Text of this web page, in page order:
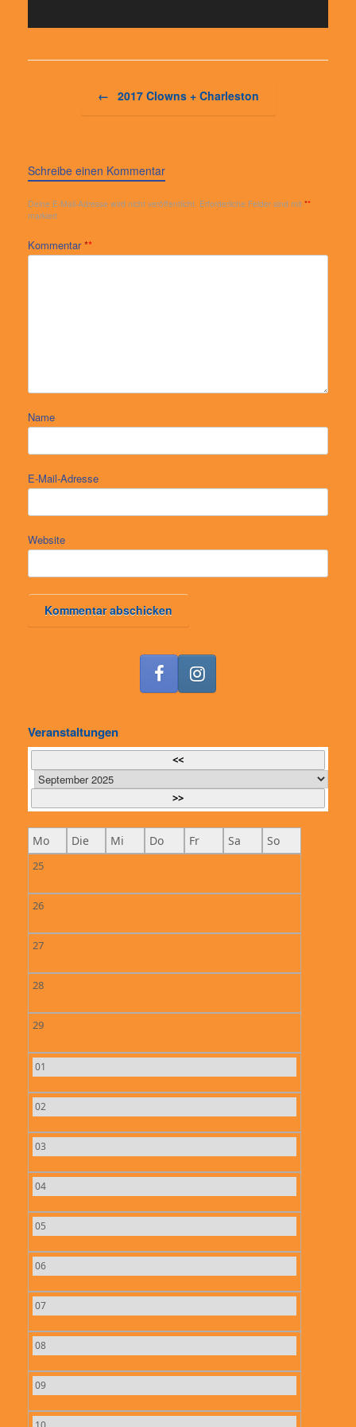
← 2017 Clowns + Charleston
Schreibe einen Kommentar
Deine E-Mail-Adresse wird nicht veröffentlicht. Erforderliche Felder sind mit *
markiert
Kommentar*
Name
E-Mail-Adresse
Website
Veranstaltungen
<<
>>
Mo Die Mi Do Fr Sa So
25
26
27
28
29
01
02
03
04
05
06
07
08
09